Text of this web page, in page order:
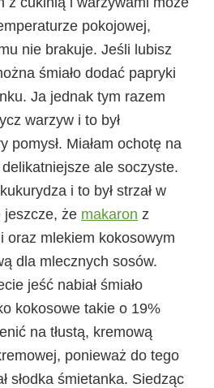
pokojowej,
nie brakuje. Jeśli lubisz
śmiało dodać papryki
Ja jednak tym razem
warzyw i to był
pomysł. Miałam ochotę na
ale soczyste.
i to był strzał w
jeszcze, że makaron z
oraz mlekiem kokosowym
dla mlecznych sosów.
jeść nabiał śmiało
kokosowe takie o 19%
na tłustą, kremową
ponieważ do tego
słodka śmietanka. Siedząc